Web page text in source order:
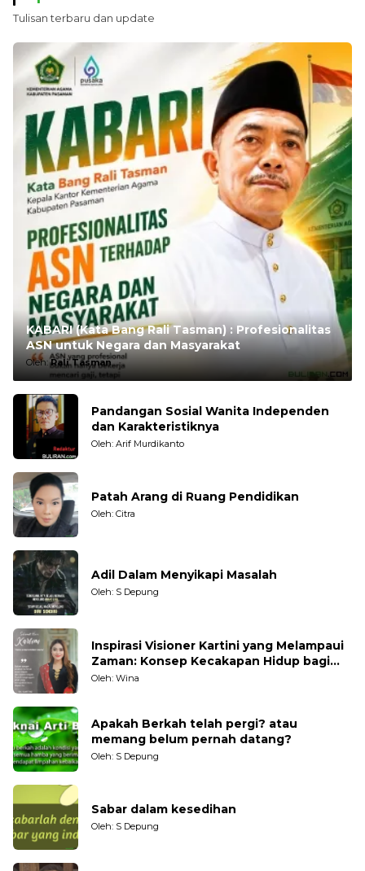
Tulisan terbaru dan update
KABARI (Kata Bang Rali Tasman) : Profesionalitas
ASN untuk Negara dan Masyarakat
Oleh:Rali Tasman
Pandangan Sosial Wanita Independen
dan Karakteristiknya
Oleh: Arif Murdikanto
Patah Arang di Ruang Pendidikan
Oleh: Citra
Adil Dalam Menyikapi Masalah
Oleh: S Depung
Inspirasi Visioner Kartini yang Melampaui
Zaman: Konsep Kecakapan Hidup bagi
Generasi Muda
Oleh: Wina
Apakah Berkah telah pergi? atau
memang belum pernah datang?
Oleh: S Depung
Sabar dalam kesedihan
Oleh: S Depung